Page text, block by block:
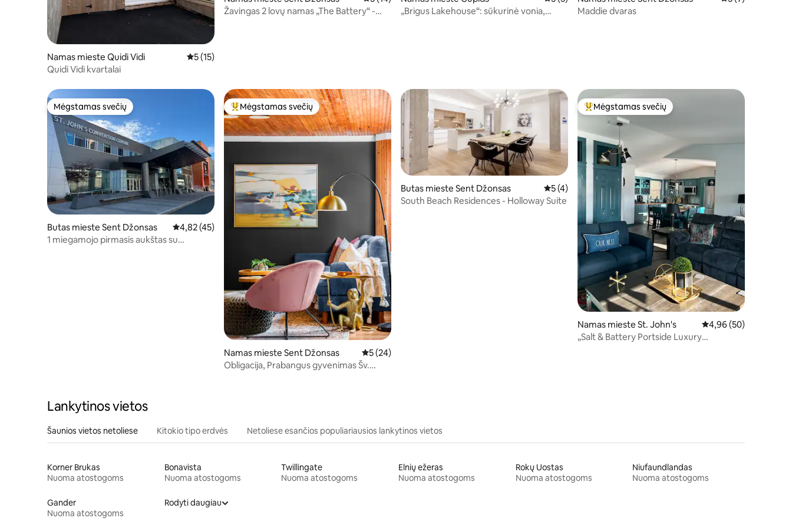
Namas mieste Quidi Vidi Vidutinis įvertinimas: 5 iš 5, atsiliepimų: 15
5 (15)
Quidi Vidi kvartalai
Žavingas 2 lovų namas „The Battery“ -
„Brigus Lakehouse“: sūkurinė vonia,
Maddie dvaras
Mėgstamas svečių
Mėgstamas svečių
Butas mieste Sent Džonsas Vidutinis įvertinimas: 4,82 iš 5, atsiliepimų: 45
4,82 (45)
1 miegamojo pirmasis aukštas su
Svečių mėgstamiausias
Mėgstamas svečių
Namas mieste Sent Džonsas Vidutinis įvertinimas: 5 iš 5, atsiliepimų: 24
5 (24)
Obligacija, Prabangus gyvenimas Šv.
Butas mieste Sent Džonsas Vidutinis įvertinimas: 5 iš 5, atsiliepimų: 4
5 (4)
South Beach Residences - Holloway Suite
Svečių mėgstamiausias
Mėgstamas svečių
Namas mieste St. John's Vidutinis įvertinimas:
4,96 (50)
„Salt & Battery Portside Luxury
Lankytinos vietos
Šaunios vietos netoliese Kitokio tipo erdvės Netoliese esančios populiariausios lankytinos vietos
Korner Brukas
Nuoma atostogoms
Bonavista
Nuoma atostogoms
Twillingate
Nuoma atostogoms
Elnių ežeras
Nuoma atostogoms
Rokų Uostas
Nuoma atostogoms
Niufaundlandas
Nuoma atostogoms
Gander
Nuoma atostogoms
Rodyti daugiau